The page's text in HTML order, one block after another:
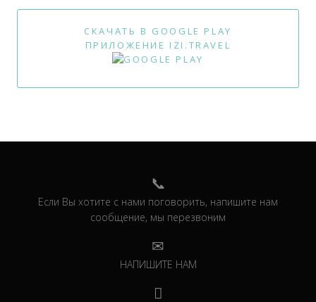
СКАЧАТЬ В GOOGLE PLAY
ПРИЛОЖЕНИЕ IZI.TRAVEL
Если Вы хотите с нами поговорить, напишите нам
сообщение, мы перезвоним
НАПИШИТЕ НАМ